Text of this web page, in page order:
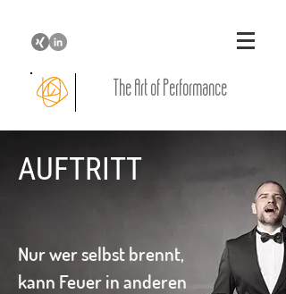
The Art of Performance
AUFTRITT
Nur wer selbst brennt,
kann Feuer in anderen